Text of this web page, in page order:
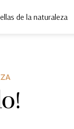
de la naturaleza